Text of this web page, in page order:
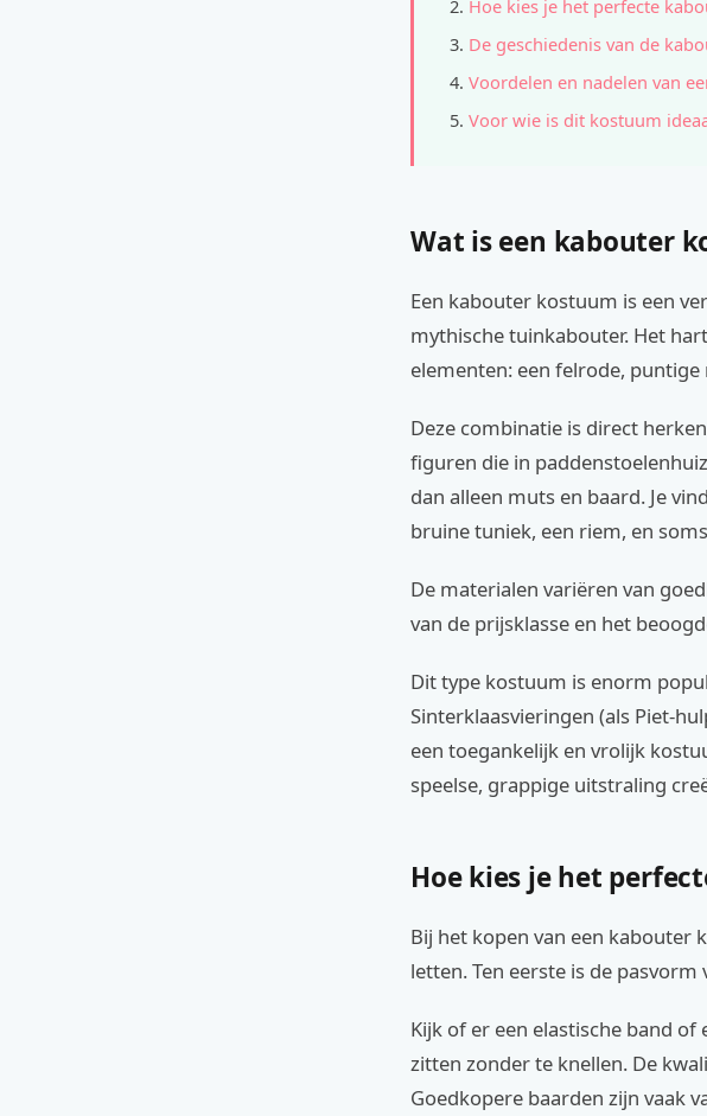
Hoe kies je het perfecte
De geschiedenis van de
Voordelen en nadelen van
Voor wie is dit kostuum
Wat is een kabouter
Een kabouter kostuum is een
mythische tuinkabouter. Het
elementen: een felrode,
Deze combinatie is direct
figuren die in
dan alleen muts en baard. Je
bruine tuniek, een riem, en
De materialen variëren van
van de prijsklasse en het
Dit type kostuum is enorm
Sinterklaasvieringen (als Piet-
een toegankelijk en vrolijk
speelse, grappige uitstraling
Hoe kies je het
Bij het kopen van een kabouter
letten. Ten eerste is de
Kijk of er een elastische band
zitten zonder te knellen. De
Goedkopere baarden zijn vaak